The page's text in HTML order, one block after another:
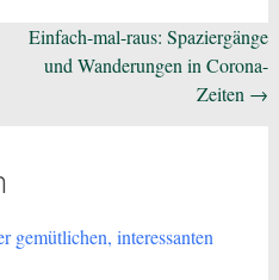
Einfach-mal-raus: Spaziergänge
und Wanderungen in Corona-
Zeiten →
gemütlichen, interessanten